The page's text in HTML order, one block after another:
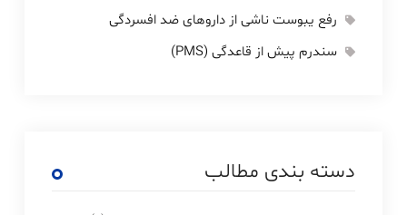
رفع یبوست ناشی از داروهای ضد افسردگی
سندرم پیش از قاعدگی (PMS)
دسته بندی مطالب